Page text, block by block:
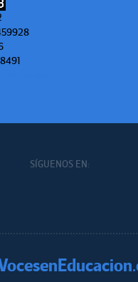
SÍGUENOS EN: